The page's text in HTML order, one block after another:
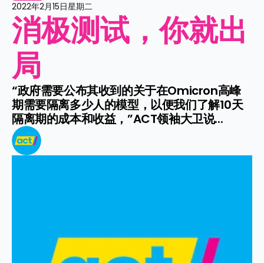
2022年2月15日星期二
消极测试，你就出
局
“政府需要公布其收到的关于在Omicron高峰
期需要隔离多少人的模型，以便我们了解10天
隔离期的成本和收益，”ACT领袖大卫说...